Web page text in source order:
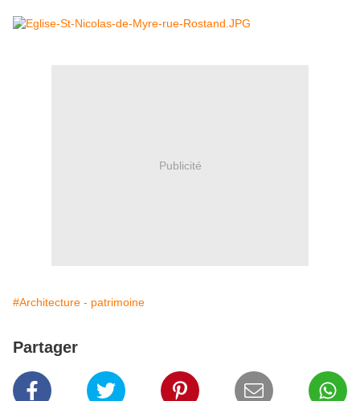
Publicité
#Architecture - patrimoine
Partager